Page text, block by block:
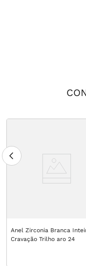
Anel Zirconia Branca
Cravação Trilho aro 24